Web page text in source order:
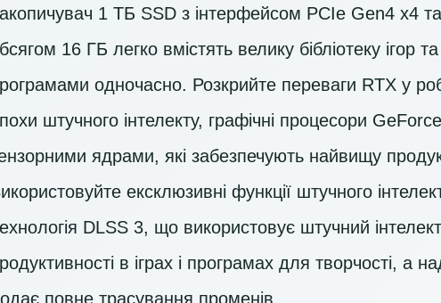
1 ТБ SSD з інтерфейсом PCIe Gen4 x4
16 ГБ легко вмістять велику бібліотеку ігор
одночасно. Розкрийте переваги RTX у
штучного інтелекту, графічні процесори
ядрами, які забезпечують найвищу
ексклюзивні функції штучного
DLSS 3, що використовує штучний
в іграх і програмах для творчості, а
повне трасування променів.